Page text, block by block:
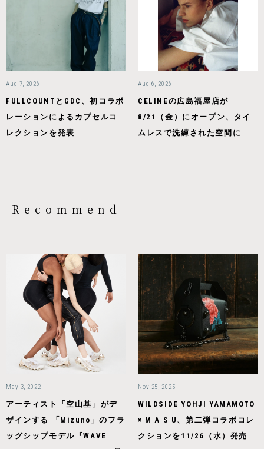
Aug 7, 2026
FULLCOUNTとGDC、初コラボ
レーションによるカプセルコ
レクションを発表
Aug 6, 2026
CELINEの広島福屋店が
8/21（金）にオープン、タイ
ムレスで洗練された空間に
Recommend
May 3, 2022
アーティスト「空山基」がデ
ザインする 「Mizuno」のフラ
ッグシップモデル『WAVE
Nov 25, 2025
WILDSIDE YOHJI YAMAMOTO
× M A S U、第二弾コラボコレ
クションを11/26（水）発売